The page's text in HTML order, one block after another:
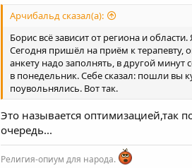
Арчибальд сказал(а):
Борис всё зависит от региона и
Сегодня пришёл на приём к
анкету надо заполнять, в другой
в понедельник. Себе сказал: пошли вы
поувольнялись. Вот так.
Это называется оптимизацией,так
очередь...
Религия-опиум для народа.